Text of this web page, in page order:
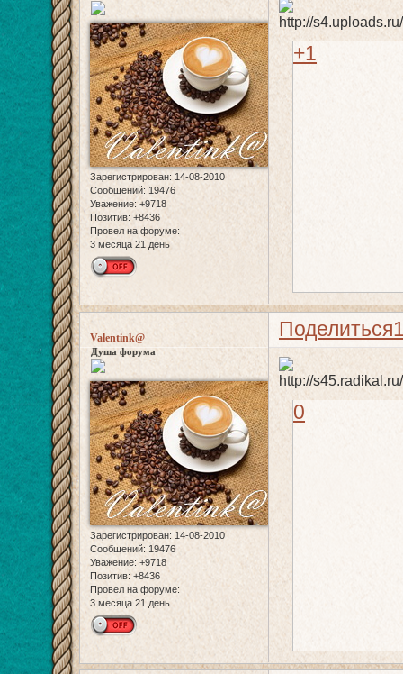
Зарегистрирован: 14-08-2010
Сообщений: 19476
Уважение: +9718
Позитив: +8436
Провел на форуме:
3 месяца 21 день
+1
Поделиться
Valentink@
Душа форума
Зарегистрирован: 14-08-2010
Сообщений: 19476
Уважение: +9718
Позитив: +8436
Провел на форуме:
3 месяца 21 день
0